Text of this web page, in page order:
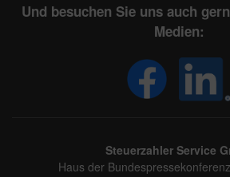
Und besuchen Sie uns auch
Medien:
Steuerzahler Service
Haus der